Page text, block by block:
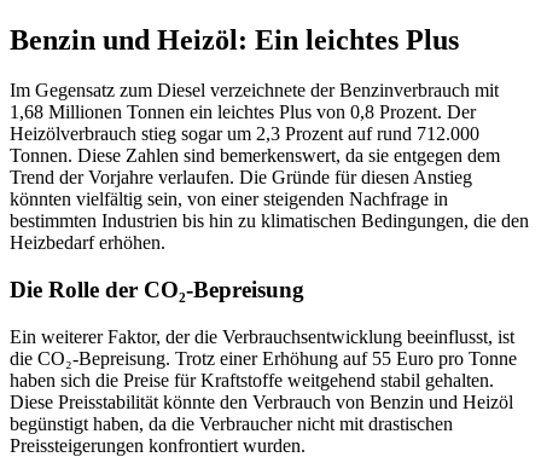
Benzin und Heizöl: Ein leichtes Plus
Im Gegensatz zum Diesel verzeichnete der Benzinverbrauch mit
1,68 Millionen Tonnen ein leichtes Plus von 0,8 Prozent. Der
Heizölverbrauch stieg sogar um 2,3 Prozent auf rund 712.000
Tonnen. Diese Zahlen sind bemerkenswert, da sie entgegen dem
Trend der Vorjahre verlaufen. Die Gründe für diesen Anstieg
könnten vielfältig sein, von einer steigenden Nachfrage in
bestimmten Industrien bis hin zu klimatischen Bedingungen, die den
Heizbedarf erhöhen.
Die Rolle der CO₂-Bepreisung
Ein weiterer Faktor, der die Verbrauchsentwicklung beeinflusst, ist
die CO₂-Bepreisung. Trotz einer Erhöhung auf 55 Euro pro Tonne
haben sich die Preise für Kraftstoffe weitgehend stabil gehalten.
Diese Preisstabilität könnte den Verbrauch von Benzin und Heizöl
begünstigt haben, da die Verbraucher nicht mit drastischen
Preissteigerungen konfrontiert wurden.